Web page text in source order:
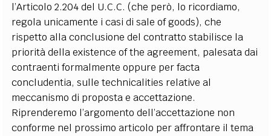
l’Articolo 2.204 del U.C.C. (che però, lo ricordiamo,
regola unicamente i casi di sale of goods), che
rispetto alla conclusione del contratto stabilisce la
priorità della existence of the agreement, palesata dai
contraenti formalmente oppure per facta
concludentia, sulle technicalities relative al
meccanismo di proposta e accettazione.
Riprenderemo l’argomento dell’accettazione non
conforme nel prossimo articolo per affrontare il tema